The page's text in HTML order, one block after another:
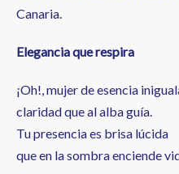
Canaria.
Elegancia que respira
¡Oh!, mujer de esencia
claridad que al alba guía.
Tu presencia es brisa lúcida
que en la sombra enciende